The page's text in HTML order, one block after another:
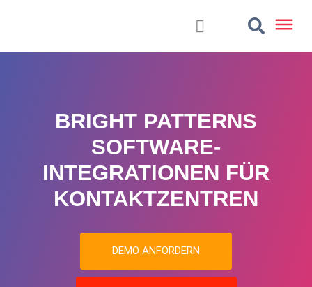
BRIGHT PATTERNS
SOFTWARE-
INTEGRATIONEN FÜR
KONTAKTZENTREN
DEMO ANFORDERN